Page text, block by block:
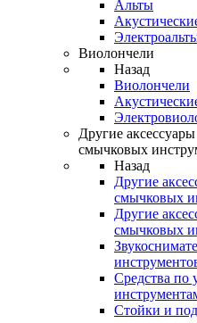
Альты
Виолончели
Назад
Виолончели
Другие
смычковых
Назад
Другие
смычковых
Другие
смычковых
Средства по
Стойки и